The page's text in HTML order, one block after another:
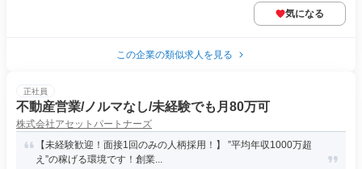
気になる
この企業の類似求人を見る
正社員
不動産営業/ノルマなし/未経験でも月80万可
株式会社アセットパートナーズ
【未経験歓迎！面接1回のみの人柄採用！】 ”平均年収1000万超
え”の稼げる環境です！創業...